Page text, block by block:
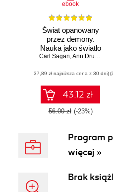
ebook
Świat opanowany
przez demony.
Nauka jako światło
w mroku
Carl Sagan,Ann Druyan
(37,89 zł najniższa cena z 30 dni)
43.12 zł
56.00 zł (-23%)
Program
więcej »
Brak